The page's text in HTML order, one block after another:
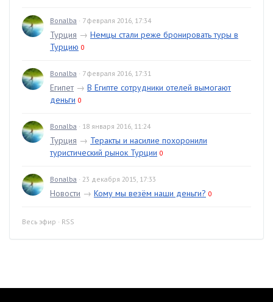
Bonalba · 7 февраля 2016, 17:34
Турция → Немцы стали реже бронировать туры в
Турцию 0
Bonalba · 7 февраля 2016, 17:31
Египет→ В Египте сотрудники отелей вымогают
деньги 0
Bonalba · 18 января 2016, 11:24
Турция → Теракты и насилие похоронили
туристический рынок Турции 0
Bonalba · 23 декабря 2015, 17:33
Новости → Кому мы везём наши деньги? 0
Весь эфир · RSS